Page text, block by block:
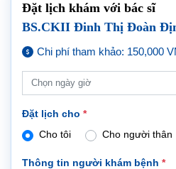
Đặt lịch khám với bác sĩ
BS.CKII Đinh Thị Đoàn
Chi phí tham khảo: 150,000
Đặt lịch cho *
Cho tôi
Cho người thân
Thông tin người khám bệnh *